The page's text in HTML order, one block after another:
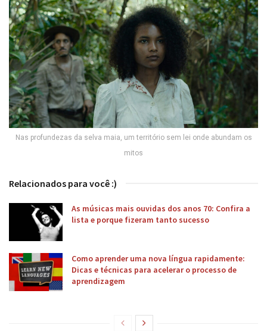
Nas profundezas da selva maia, um território sem lei onde abundam os
mitos
Relacionados para você :)
As músicas mais ouvidas dos anos 70: Confira a
lista e porque fizeram tanto sucesso
Como aprender uma nova língua rapidamente:
Dicas e técnicas para acelerar o processo de
aprendizagem